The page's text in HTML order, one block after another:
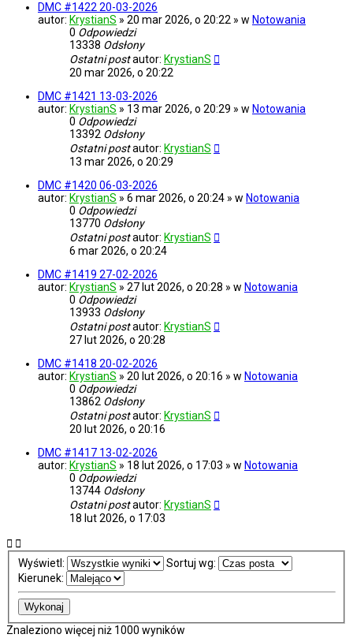
DMC #1422 20-03-2026
autor: KrystianS » 20 mar 2026, o 20:22 » w Notowania
0 Odpowiedzi
13338 Odsłony
Ostatni postautor: KrystianS
20 mar 2026, o 20:22
DMC #1421 13-03-2026
autor: KrystianS » 13 mar 2026, o 20:29 » w Notowania
0 Odpowiedzi
13392 Odsłony
Ostatni postautor: KrystianS
13 mar 2026, o 20:29
DMC #1420 06-03-2026
autor: KrystianS » 6 mar 2026, o 20:24 » w Notowania
0 Odpowiedzi
13770 Odsłony
Ostatni postautor: KrystianS
6 mar 2026, o 20:24
DMC #1419 27-02-2026
autor: KrystianS » 27 lut 2026, o 20:28 » w Notowania
0 Odpowiedzi
13933 Odsłony
Ostatni postautor: KrystianS
27 lut 2026, o 20:28
DMC #1418 20-02-2026
autor: KrystianS » 20 lut 2026, o 20:16 » w Notowania
0 Odpowiedzi
13862 Odsłony
Ostatni postautor: KrystianS
20 lut 2026, o 20:16
DMC #1417 13-02-2026
autor: KrystianS » 18 lut 2026, o 17:03 » w Notowania
0 Odpowiedzi
13744 Odsłony
Ostatni postautor: KrystianS
18 lut 2026, o 17:03
Wyświetl:
Sortuj wg:
Kierunek:
Znaleziono więcej niż 1000 wyników